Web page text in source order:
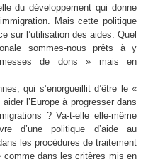
du développement qui donne
Mais cette politique
sur l’utilisation des aides. Quel
sommes-nous prêts à y
de dons » mais en
qui s’enorgueillit d’être le «
l’Europe à progresser dans
? Va-t-elle elle-même
d’une politique d’aide au
les procédures de traitement
comme dans les critères mis en